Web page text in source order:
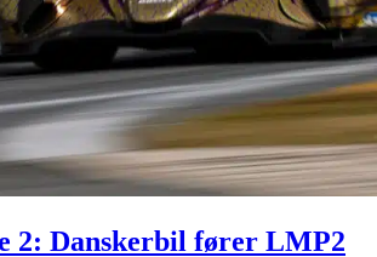
2: Danskerbil fører LMP2